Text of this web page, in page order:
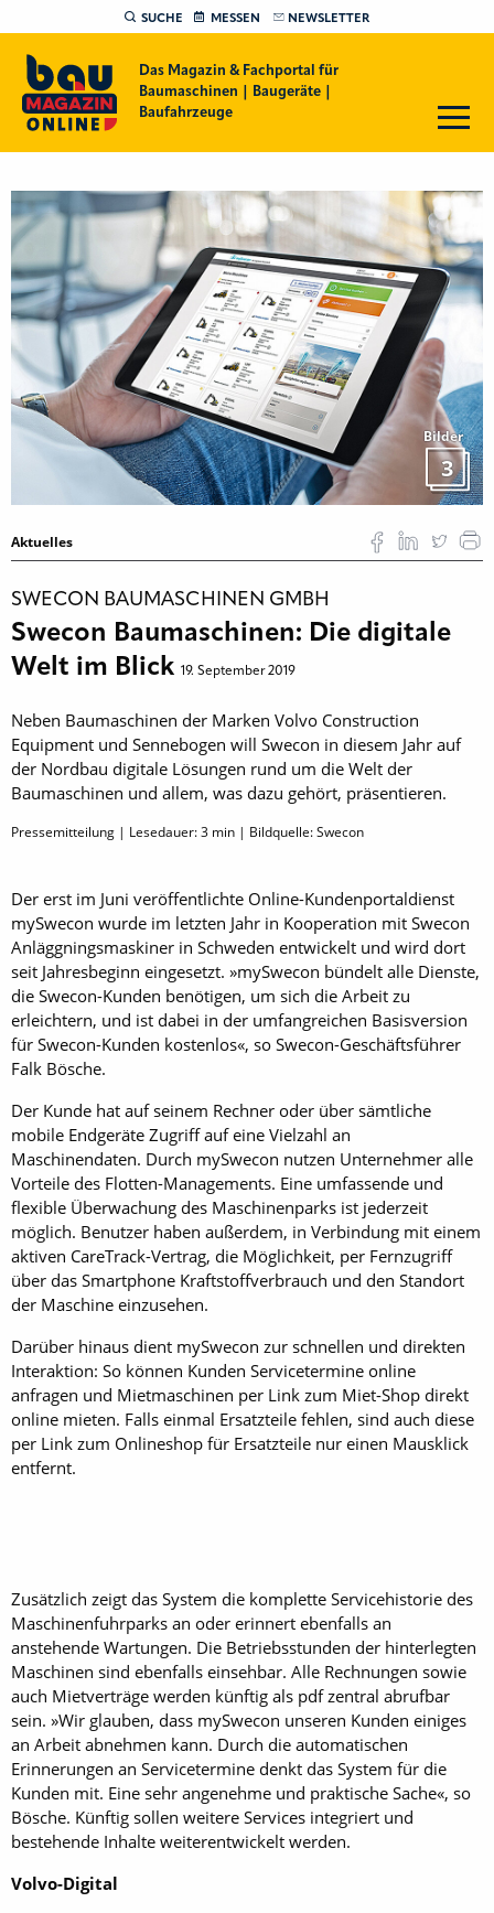
SUCHE MESSEN NEWSLETTER
Das Magazin & Fachportal für
Baumaschinen | Baugeräte |
Baufahrzeuge
Bilder
3
Aktuelles
SWECON BAUMASCHINEN GMBH
Swecon Baumaschinen: Die digitale
Welt im Blick 19. September 2019
Neben Baumaschinen der Marken Volvo Construction
Equipment und Sennebogen will Swecon in diesem Jahr auf
der Nordbau digitale Lösungen rund um die Welt der
Baumaschinen und allem, was dazu gehört, präsentieren.
Pressemitteilung | Lesedauer:3 min | Bildquelle: Swecon
Der erst im Juni veröffent­lichte Online-Kundenportaldienst
mySwecon wurde im letzten Jahr in Kooperation mit Swecon
Anläggningsmaskiner in Schweden entwickelt und wird dort
seit Jahresbeginn eingesetzt. »mySwecon bündelt alle Dienste,
die Swecon-Kunden benötigen, um sich die Arbeit zu
erleichtern, und ist dabei in der ­umfangreichen Basisversion
für Swecon-Kunden kostenlos«, so Swecon-Geschäftsführer
Falk Bösche.
Der Kunde hat auf seinem Rechner oder über sämtliche
mobile Endgeräte Zugriff auf eine Vielzahl an
Maschinendaten. Durch mySwecon nutzen Unternehmer alle
Vorteile des Flotten-Managements. Eine umfassende und
flexible Überwachung des Maschinenparks ist jederzeit
möglich. Benutzer haben außerdem, in Verbindung mit einem
aktiven CareTrack-Vertrag, die Möglichkeit, per Fernzugriff
über das Smartphone Kraftstoffverbrauch und den Standort
der Maschine einzusehen.
Darüber hinaus dient mySwecon zur schnellen und direkten
Interaktion: So können Kunden Servicetermine online
anfragen und Mietmaschinen per Link zum Miet-Shop direkt
online mieten. Falls einmal Ersatzteile fehlen, sind auch diese
per Link zum Onlineshop für Ersatzteile nur einen Mausklick
entfernt.
Zusätzlich zeigt das System die komplette Servicehistorie des
Maschinenfuhrparks an oder erinnert ebenfalls an
anstehende Wartungen. Die Betriebsstunden der hinterlegten
Maschinen sind ebenfalls einsehbar. Alle Rechnungen sowie
auch Mietverträge werden künftig als pdf zentral abrufbar
sein. »Wir glauben, dass mySwecon unseren Kunden einiges
an Arbeit abnehmen kann. Durch die automatischen
Erinnerungen an Service­termine denkt das System für die
Kunden mit. Eine sehr angenehme und praktische Sache«, so
Bösche. Künftig sollen weitere Services integriert und
bestehende Inhalte weiterentwickelt werden.
Volvo-Digital